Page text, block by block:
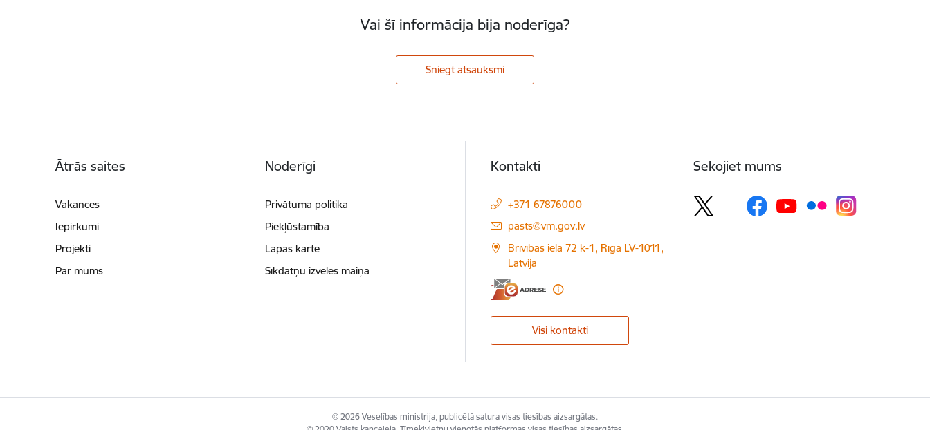
Vai šī informācija bija noderīga?
Sniegt atsauksmi
Ātrās saites
Vakances
Iepirkumi
Projekti
Par mums
Noderīgi
Privātuma politika
Piekļūstamība
Lapas karte
Sīkdatņu izvēles maiņa
Kontakti
+371 67876000
E-pasts:
pasts@vm.gov.lv
Brīvības iela 72 k-1, Rīga LV-1011,
Latvija
Visi kontakti
Sekojiet mums
© 2026 Veselības ministrija, publicētā satura visas tiesības aizsargātas.